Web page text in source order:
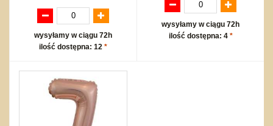
wysyłamy w ciągu 72h
ilość dostępna: 12 *
wysyłamy w ciągu 72h
ilość dostępna: 4 *